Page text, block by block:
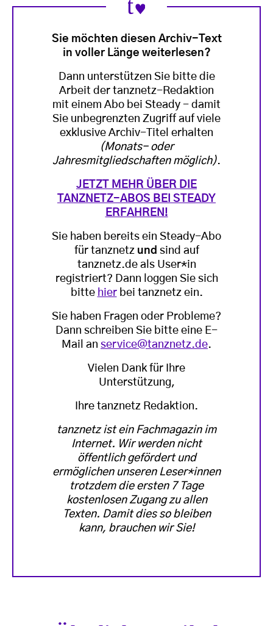
Sie möchten diesen Archiv-Text
in voller Länge weiterlesen?
Dann unterstützen Sie bitte die
Arbeit der tanznetz-Redaktion
mit einem Abo bei Steady - damit
Sie unbegrenzten Zugriff auf viele
exklusive Archiv-Titel erhalten
(Monats- oder
Jahresmitgliedschaften möglich).
JETZT MEHR ÜBER DIE
TANZNETZ-ABOS BEI STEADY
ERFAHREN!
Sie haben bereits ein Steady-Abo
für tanznetz und sind auf
tanznetz.de als User*in
registriert? Dann loggen Sie sich
bitte hierbei tanznetz ein.
Sie haben Fragen oder Probleme?
Dann schreiben Sie bitte eine E-
Mail an service@tanznetz.de.
Vielen Dank für Ihre
Unterstützung,
Ihre tanznetz Redaktion.
tanznetz ist ein Fachmagazin im
Internet. Wir werden nicht
öffentlich gefördert und
ermöglichen unseren Leser*innen
trotzdem die ersten 7 Tage
kostenlosen Zugang zu allen
Texten. Damit dies so bleiben
kann, brauchen wir Sie!